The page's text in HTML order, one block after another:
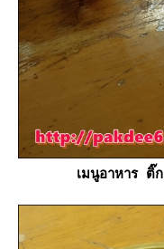
เมนูอาหาร ติ๊